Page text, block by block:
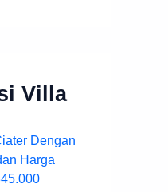
Villa
Dengan
Harga